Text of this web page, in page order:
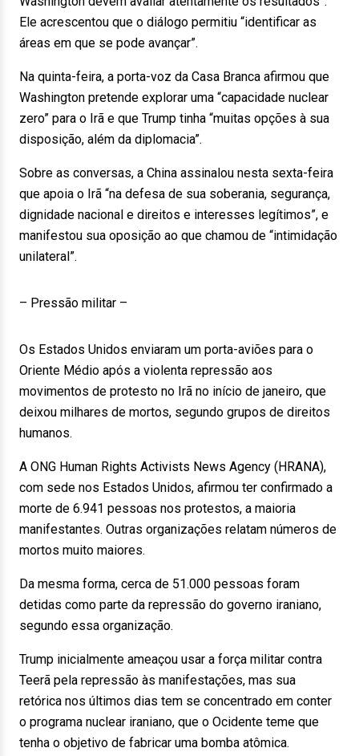
Ele acrescentou que o diálogo permitiu “identificar as
áreas em que se pode avançar”.
Na quinta-feira, a porta-voz da Casa Branca afirmou que
Washington pretende explorar uma “capacidade nuclear
zero” para o Irã e que Trump tinha “muitas opções à sua
disposição, além da diplomacia”.
Sobre as conversas, a China assinalou nesta sexta-feira
que apoia o Irã “na defesa de sua soberania, segurança,
dignidade nacional e direitos e interesses legítimos”, e
manifestou sua oposição ao que chamou de “intimidação
unilateral”.
– Pressão militar –
Os Estados Unidos enviaram um porta-aviões para o
Oriente Médio após a violenta repressão aos
movimentos de protesto no Irã no início de janeiro, que
deixou milhares de mortos, segundo grupos de direitos
humanos.
A ONG Human Rights Activists News Agency (HRANA),
com sede nos Estados Unidos, afirmou ter confirmado a
morte de 6.941 pessoas nos protestos, a maioria
manifestantes. Outras organizações relatam números de
mortos muito maiores.
Da mesma forma, cerca de 51.000 pessoas foram
detidas como parte da repressão do governo iraniano,
segundo essa organização.
Trump inicialmente ameaçou usar a força militar contra
Teerã pela repressão às manifestações, mas sua
retórica nos últimos dias tem se concentrado em conter
o programa nuclear iraniano, que o Ocidente teme que
tenha o objetivo de fabricar uma bomba atômica.